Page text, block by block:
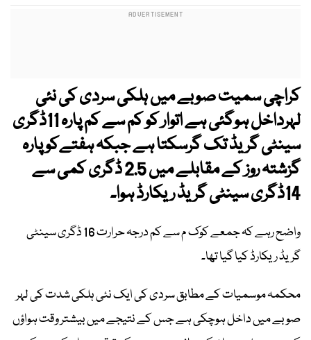
کراچی سمیت صوبے میں ہلکی سردی کی نئی
لہرداخل ہوگئی ہے اتوار کو کم سے کم پارہ 11ڈگری
سینٹی گریڈ تک گرسکتا ہے جبکہ ہفتےکو پارہ
گزشتہ روز کے مقابلے میں 2.5 ڈگری کمی سے
14ڈگری سینٹی گریڈ ریکارڈ ہوا۔
واضح رہے کہ جمعے کوک م سے کم درجہ حرارت 16 ڈگری سینٹی
گریڈ ریکارڈ کیا گیا تھا۔
محکمہ موسمیات کے مطابق سردی کی ایک نئی ہلکی شدت کی لہر
صوبے میں داخل ہوچکی ہے جس کے نتیجے میں بیشتر وقت ہواؤں